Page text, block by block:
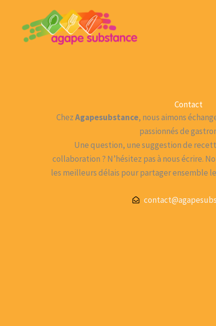
contenu
Contact
ChezAgapesubstance, nous aimons
passionnés de
Une question, une suggestion de
collaboration ? N’hésitez pas à nous écrire.
les meilleurs délais pour partager ensemble